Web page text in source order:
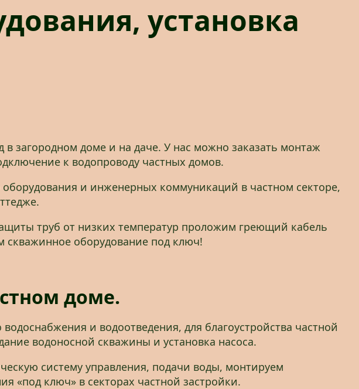
установка
загородном доме и на даче. У нас можно заказать монтаж
к водопроводу частных домов.
и инженерных коммуникаций в частном секторе,
труб от низких температур проложим греющий кабель
скважинное оборудование под ключ!
доме.
и водоотведения, для благоустройства частной
водоносной скважины и установка насоса.
систему управления, подачи воды, монтируем
«под ключ» в секторах частной застройки.